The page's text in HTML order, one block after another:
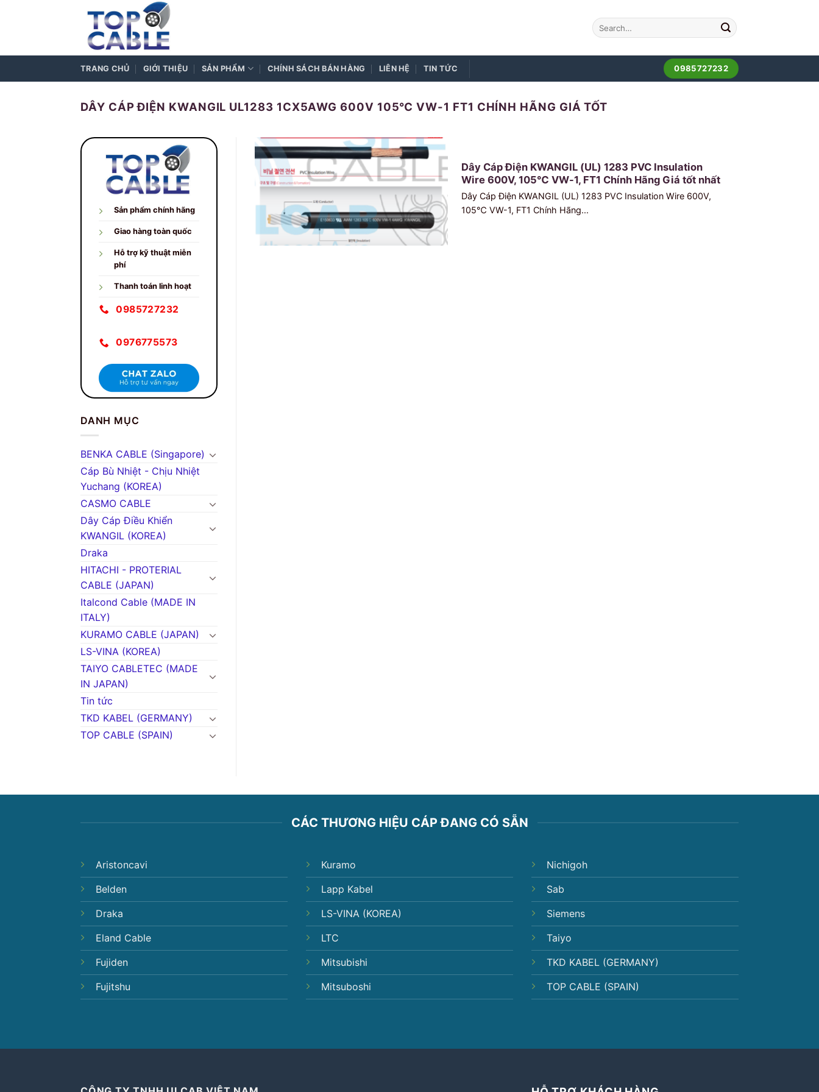
TRANG CHỦ GIỚI THIỆU SẢN PHẨM CHÍNH SÁCH BÁN HÀNG LIÊN HỆ TIN TỨC 0985727232
DÂY CÁP ĐIỆN KWANGIL UL1283 1CX5AWG 600V 105℃ VW-1 FT1 CHÍNH HÃNG GIÁ TỐT
Sản phẩm chính hãng
Giao hàng toàn quốc
Hỗ trợ kỹ thuật miễn
phí
Thanh toán linh hoạt
0985727232
0976775573
DANH MỤC
BENKA CABLE (Singapore)
Cáp Bù Nhiệt - Chịu Nhiệt
Yuchang (KOREA)
CASMO CABLE
Dây Cáp Điều Khiển
KWANGIL (KOREA)
Draka
HITACHI - PROTERIAL
CABLE (JAPAN)
Italcond Cable (MADE IN
ITALY)
KURAMO CABLE (JAPAN)
LS-VINA (KOREA)
TAIYO CABLETEC (MADE
IN JAPAN)
Tin tức
TKD KABEL (GERMANY)
TOP CABLE (SPAIN)
Dây Cáp Điện KWANGIL (UL) 1283 PVC Insulation
Wire 600V, 105℃ VW-1, FT1 Chính Hãng Giá tốt nhất
Dây Cáp Điện KWANGIL (UL) 1283 PVC Insulation Wire 600V,
105℃ VW-1, FT1 Chính Hãng...
CÁC THƯƠNG HIỆU CÁP ĐANG CÓ SẴN
Aristoncavi
Belden
Draka
Eland Cable
Fujiden
Fujitshu
Kuramo
Lapp Kabel
LS-VINA (KOREA)
LTC
Mitsubishi
Mitsuboshi
Nichigoh
Sab
Siemens
Taiyo
TKD KABEL (GERMANY)
TOP CABLE (SPAIN)